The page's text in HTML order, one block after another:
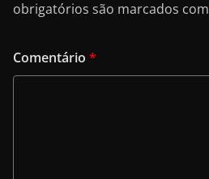
obrigatórios são marcados com
Comentário *